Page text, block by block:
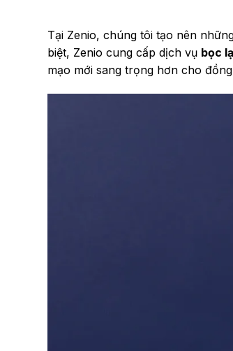
Tại Zenio, chúng tôi tạo nên
biệt, Zenio cung cấp dịch vụ bọc
mạo mới sang trọng hơn cho